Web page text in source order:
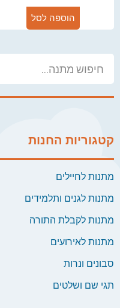
קטגוריות החנות
מתנות לחיילים
מתנות לגנים ותלמידים
מתנות לקבלת התורה
מתנות לאירועים
סבונים ונרות
תגי שם ושלטים
הוספה לסל